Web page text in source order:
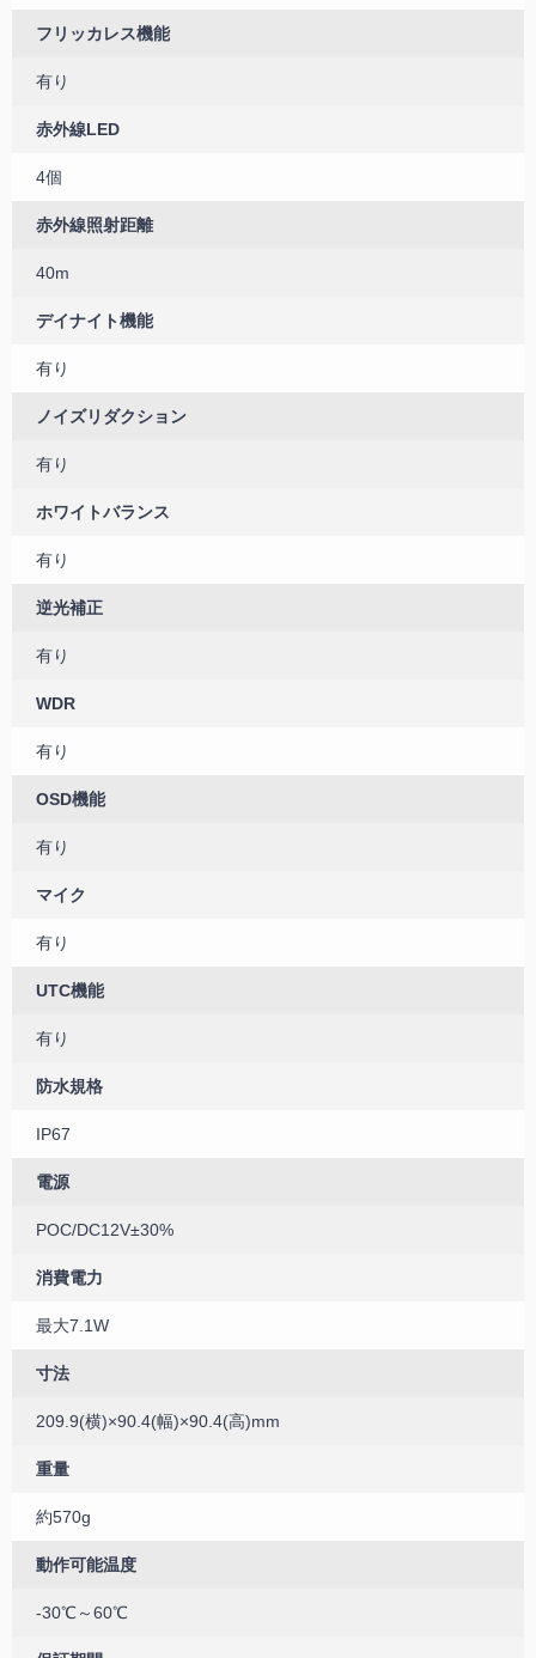
フリッカレス機能
有り
赤外線LED
4個
赤外線照射距離
40m
デイナイト機能
有り
ノイズリダクション
有り
ホワイトバランス
有り
逆光補正
有り
WDR
有り
OSD機能
有り
マイク
有り
UTC機能
有り
防水規格
IP67
電源
POC/DC12V±30%
消費電力
最大7.1W
寸法
209.9(横)×90.4(幅)×90.4(高)mm
重量
約570g
動作可能温度
-30℃～60℃